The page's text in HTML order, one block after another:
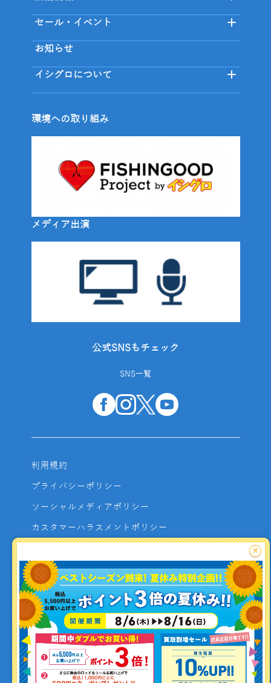
釣り情報を
投稿する
セール・イベント
お知らせ
イシグロについて
環境への取り組み
メディア出演
公式SNSもチェック
SNS一覧
利用規約
プライバシーポリシー
ソーシャルメディアポリシー
カスタマーハラスメントポリシー
よくあるご質問
お問い合わせ
利用者資金の保全方法
×